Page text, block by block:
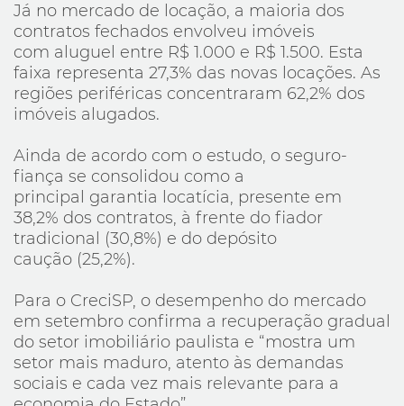
Já no mercado de locação, a maioria dos
contratos fechados envolveu imóveis
com aluguel entre R$ 1.000 e R$ 1.500. Esta
faixa representa 27,3% das novas locações. As
regiões periféricas concentraram 62,2% dos
imóveis alugados.
Ainda de acordo com o estudo, o seguro-
fiança se consolidou como a
principal garantia locatícia, presente em
38,2% dos contratos, à frente do fiador
tradicional (30,8%) e do depósito
caução (25,2%).
Para o CreciSP, o desempenho do mercado
em setembro confirma a recuperação gradual
do setor imobiliário paulista e “mostra um
setor mais maduro, atento às demandas
sociais e cada vez mais relevante para a